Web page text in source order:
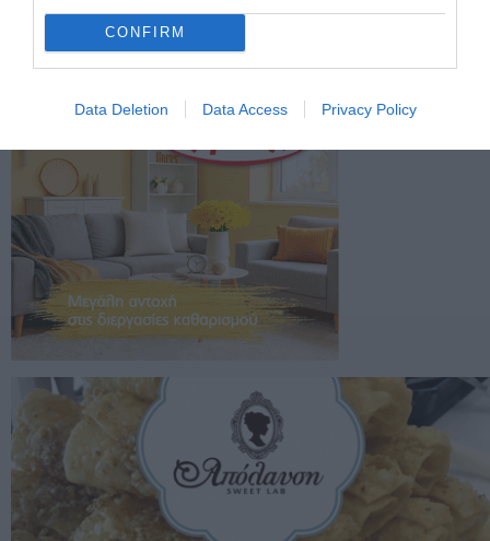
CONFIRM
Data Deletion Data Access Privacy Policy